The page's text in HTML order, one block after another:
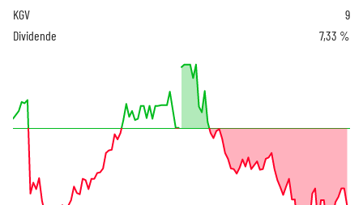
KGV
9
Dividende
7,33 %